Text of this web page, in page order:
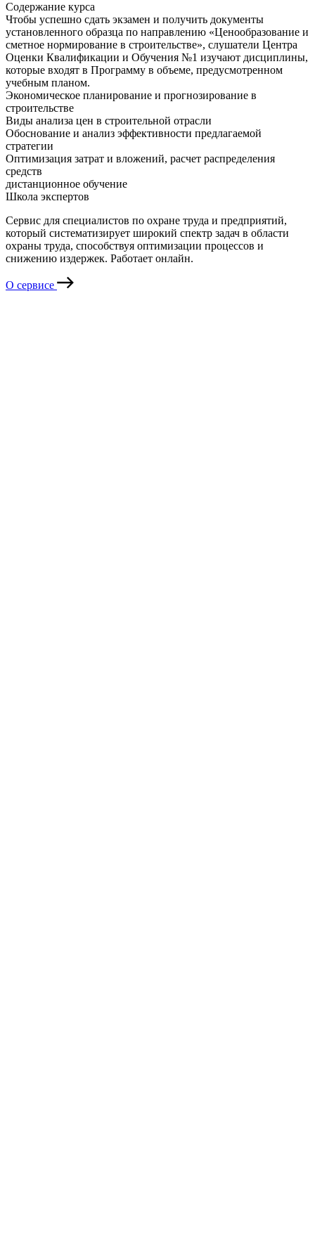
Содержание курса
Чтобы успешно сдать экзамен и получить документы
установленного образца по направлению «Ценообразование и
сметное нормирование в строительстве», слушатели Центра
Оценки Квалификации и Обучения №1 изучают дисциплины,
которые входят в Программу в объеме, предусмотренном
учебным планом.
Экономическое планирование и прогнозирование в
строительстве
Виды анализа цен в строительной отрасли
Обоснование и анализ эффективности предлагаемой
стратегии
Оптимизация затрат и вложений, расчет распределения
средств
дистанционное обучение
Школа экспертов
Сервис для специалистов по охране труда и предприятий,
который систематизирует широкий спектр задач в области
охраны труда, способствуя оптимизации процессов и
снижению издержек. Работает онлайн.
О сервисе